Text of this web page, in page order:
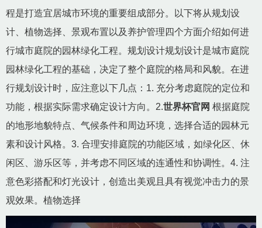
程是打造宜居城市环境的重要组成部分。以下将从规划设
计、植物选择、景观布置以及养护管理四个方面介绍如何进
行城市庭院的园林绿化工程。规划设计规划设计是城市庭院
园林绿化工程的基础，决定了整个庭院的格局和风貌。在进
行规划设计时，应注意以下几点：1. 充分考虑庭院的定位和
功能，根据实际需求确定设计方向。2.世界杯官网 根据庭院
的地形地貌特点、气候条件和周边环境，选择合适的园林元
素和设计风格。3. 合理安排庭院的功能区域，如绿化区、休
闲区、游乐区等，并考虑不同区域的连通性和协调性。4. 注
意色彩搭配和灯光设计，创造出美观且具有视觉冲击力的景
观效果。植物选择